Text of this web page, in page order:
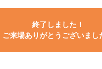
終了しました！
ご来場ありがとうございまし